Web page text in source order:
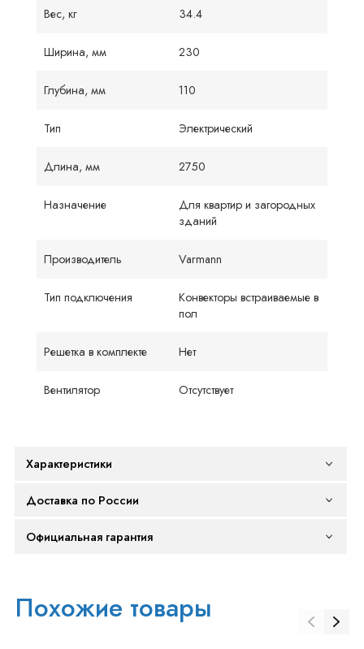
Вес, кг 34.4
Ширина, мм 230
Глубина, мм 110
Тип Электрический
Длина, мм 2750
Назначение
Для квартир и загородных
зданий
Производитель Varmann
Тип подключения
Конвекторы встраиваемые в
пол
Решетка в комплекте Нет
Вентилятор Отсутствует
Характеристики
Доставка по России
Официальная гарантия
Похожие товары